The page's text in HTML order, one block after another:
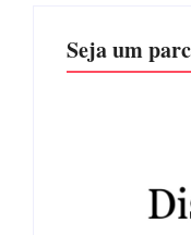
Seja um